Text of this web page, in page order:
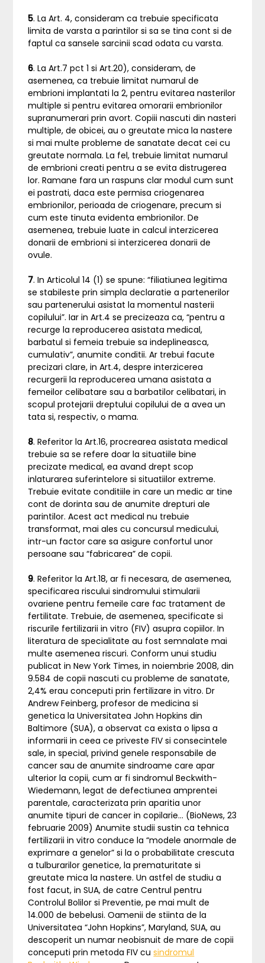
5. La Art. 4, consideram ca trebuie specificata
limita de varsta a parintilor si sa se tina cont si de
faptul ca sansele sarcinii scad odata cu varsta.
6. La Art.7 pct 1 si Art.20), consideram, de
asemenea, ca trebuie limitat numarul de
embrioni implantati la 2, pentru evitarea nasterilor
multiple si pentru evitarea omorarii embrionilor
supranumerari prin avort. Copiii nascuti din nasteri
multiple, de obicei, au o greutate mica la nastere
si mai multe probleme de sanatate decat cei cu
greutate normala. La fel, trebuie limitat numarul
de embrioni creati pentru a se evita distrugerea
lor. Ramane fara un raspuns clar modul cum sunt
ei pastrati, daca este permisa criogenarea
embrionilor, perioada de criogenare, precum si
cum este tinuta evidenta embrionilor. De
asemenea, trebuie luate in calcul interzicerea
donarii de embrioni si interzicerea donarii de
ovule.
7. In Articolul 14 (1) se spune: “filiatiunea legitima
se stabileste prin simpla declaratie a partenerilor
sau partenerului asistat la momentul nasterii
copilului”. Iar in Art.4 se precizeaza ca, “pentru a
recurge la reproducerea asistata medical,
barbatul si femeia trebuie sa indeplineasca,
cumulativ”, anumite conditii. Ar trebui facute
precizari clare, in Art.4, despre interzicerea
recurgerii la reproducerea umana asistata a
femeilor celibatare sau a barbatilor celibatari, in
scopul protejarii dreptului copilului de a avea un
tata si, respectiv, o mama.
8. Referitor la Art.16, procrearea asistata medical
trebuie sa se refere doar la situatiile bine
precizate medical, ea avand drept scop
inlaturarea suferintelore si situatiilor extreme.
Trebuie evitate conditiile in care un medic ar tine
cont de dorinta sau de anumite drepturi ale
parintilor. Acest act medical nu trebuie
transformat, mai ales cu concursul medicului,
intr-un factor care sa asigure confortul unor
persoane sau “fabricarea” de copii.
9. Referitor la Art.18, ar fi necesara, de asemenea,
specificarea riscului sindromului stimularii
ovariene pentru femeile care fac tratament de
fertilitate. Trebuie, de asemenea, specificate si
riscurile fertilizarii in vitro (FIV) asupra copiilor. In
literatura de specialitate au fost semnalate mai
multe asemenea riscuri. Conform unui studiu
publicat in New York Times, in noiembrie 2008, din
9.584 de copii nascuti cu probleme de sanatate,
2,4% erau conceputi prin fertilizare in vitro. Dr
Andrew Feinberg, profesor de medicina si
genetica la Universitatea John Hopkins din
Baltimore (SUA), a observat ca exista o lipsa a
informarii in ceea ce priveste FIV si consecintele
sale, in special, privind genele responsabile de
cancer sau de anumite sindroame care apar
ulterior la copii, cum ar fi sindromul Beckwith-
Wiedemann, legat de defectiunea amprentei
parentale, caracterizata prin aparitia unor
anumite tipuri de cancer in copilarie… (BioNews, 23
februarie 2009) Anumite studii sustin ca tehnica
fertilizarii in vitro conduce la “modele anormale de
exprimare a genelor” si la o probabilitate crescuta
a tulburarilor genetice, la prematuritate si
greutate mica la nastere. Un astfel de studiu a
fost facut, in SUA, de catre Centrul pentru
Controlul Bolilor si Preventie, pe mai mult de
14.000 de bebelusi. Oamenii de stiinta de la
Universitatea “John Hopkins”, Maryland, SUA, au
descoperit un numar neobisnuit de mare de copii
conceputi prin metoda FIV cusindromul